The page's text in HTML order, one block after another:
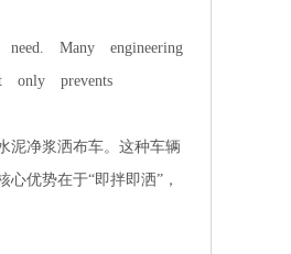
Many engineering
only prevents
泥净浆洒布车。这种车辆
优势在于“即拌即洒”，